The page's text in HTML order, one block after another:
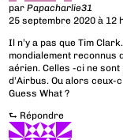
parPapacharlie31
25 septembre 2020 à 12
Il n’y a pas que Tim
mondialement reconnus
aérien. Celles -ci ne
d’Airbus. Ou alors ceux-
Guess What ?
⮑ Répondre